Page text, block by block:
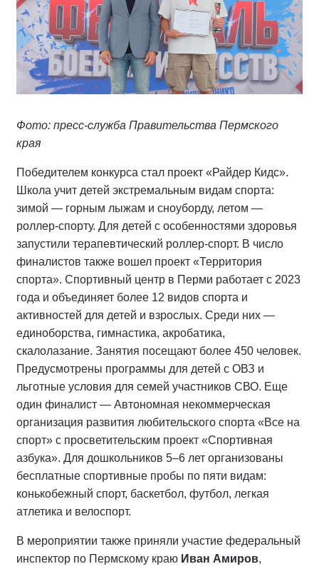
Фото: пресс-служба Правительства Пермского
края
Победителем конкурса стал проект «Райдер Кидс».
Школа учит детей экстремальным видам спорта:
зимой — горным лыжам и сноуборду, летом —
роллер-спорту. Для детей с особенностями здоровья
запустили терапевтический роллер-спорт. В число
финалистов также вошел проект «Территория
спорта». Спортивный центр в Перми работает с 2023
года и объединяет более 12 видов спорта и
активностей для детей и взрослых. Среди них —
единоборства, гимнастика, акробатика,
скалолазание. Занятия посещают более 450 человек.
Предусмотрены программы для детей с ОВЗ и
льготные условия для семей участников СВО. Еще
один финалист — Автономная некоммерческая
организация развития любительского спорта «Все на
спорт» с просветительским проект «Спортивная
азбука». Для дошкольников 5–6 лет организованы
бесплатные спортивные пробы по пяти видам:
конькобежный спорт, баскетбол, футбол, легкая
атлетика и велоспорт.
В мероприятии также приняли участие федеральный
инспектор по Пермскому краю Иван Амиров,